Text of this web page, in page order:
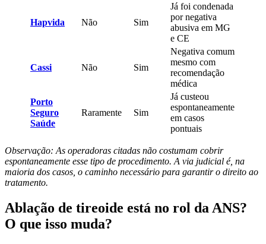
Hapvida Não Sim
Já foi condenada
por negativa
abusiva em MG
e CE
Cassi Não Sim
Negativa comum
mesmo com
recomendação
médica
Porto
Seguro
Saúde
Raramente Sim
Já custeou
espontaneamente
em casos
pontuais
Observação: As operadoras citadas não costumam cobrir
espontaneamente esse tipo de procedimento. A via judicial é, na
maioria dos casos, o caminho necessário para garantir o direito ao
tratamento.
Ablação de tireoide está no rol da ANS?
O que isso muda?